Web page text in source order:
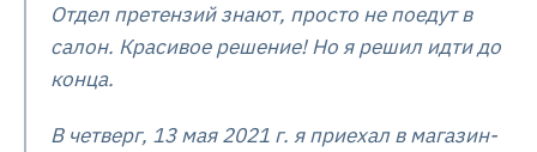
Отдел претензий знают, просто не поедут в
салон. Красивое решение! Но я решил идти до
конца.
В четверг, 13 мая 2021 г. я приехал в магазин-